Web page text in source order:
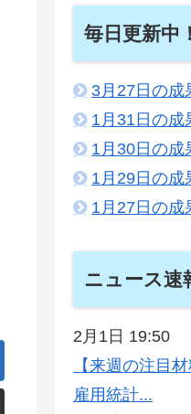
毎日更新中！
3月27日の成
1月31日の成
1月30日の成
1月29日の成
1月27日の成
ニュース速
2月1日 19:50
【来週の注目
雇用統計...